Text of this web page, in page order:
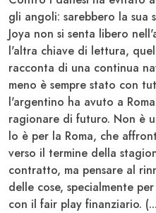
gli angoli: sarebbero la sua
Joya non si senta libero
l'altra chiave di lettura,
racconta di una continua
meno è sempre stato con
l'argentino ha avuto a
ragionare di futuro. Non è
lo è per la Roma, che
verso il termine della
contratto, ma pensare al
delle cose, specialmente
con il fair play finanziario.